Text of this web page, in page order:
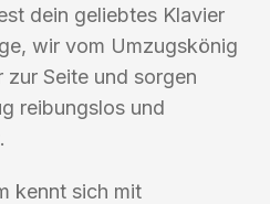
dein geliebtes Klavier
wir vom Umzugskönig
zur Seite und sorgen
reibungslos und
kennt sich mit